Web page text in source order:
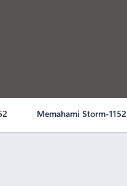
Memahami Storm-1152